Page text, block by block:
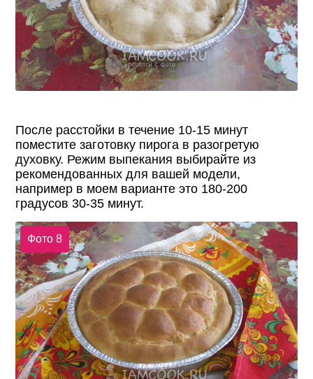
После расстойки в течение 10-15 минут
поместите заготовку пирога в разогретую
духовку. Режим выпекания выбирайте из
рекомендованных для вашей модели,
например в моем варианте это 180-200
градусов 30-35 минут.
Фото 8